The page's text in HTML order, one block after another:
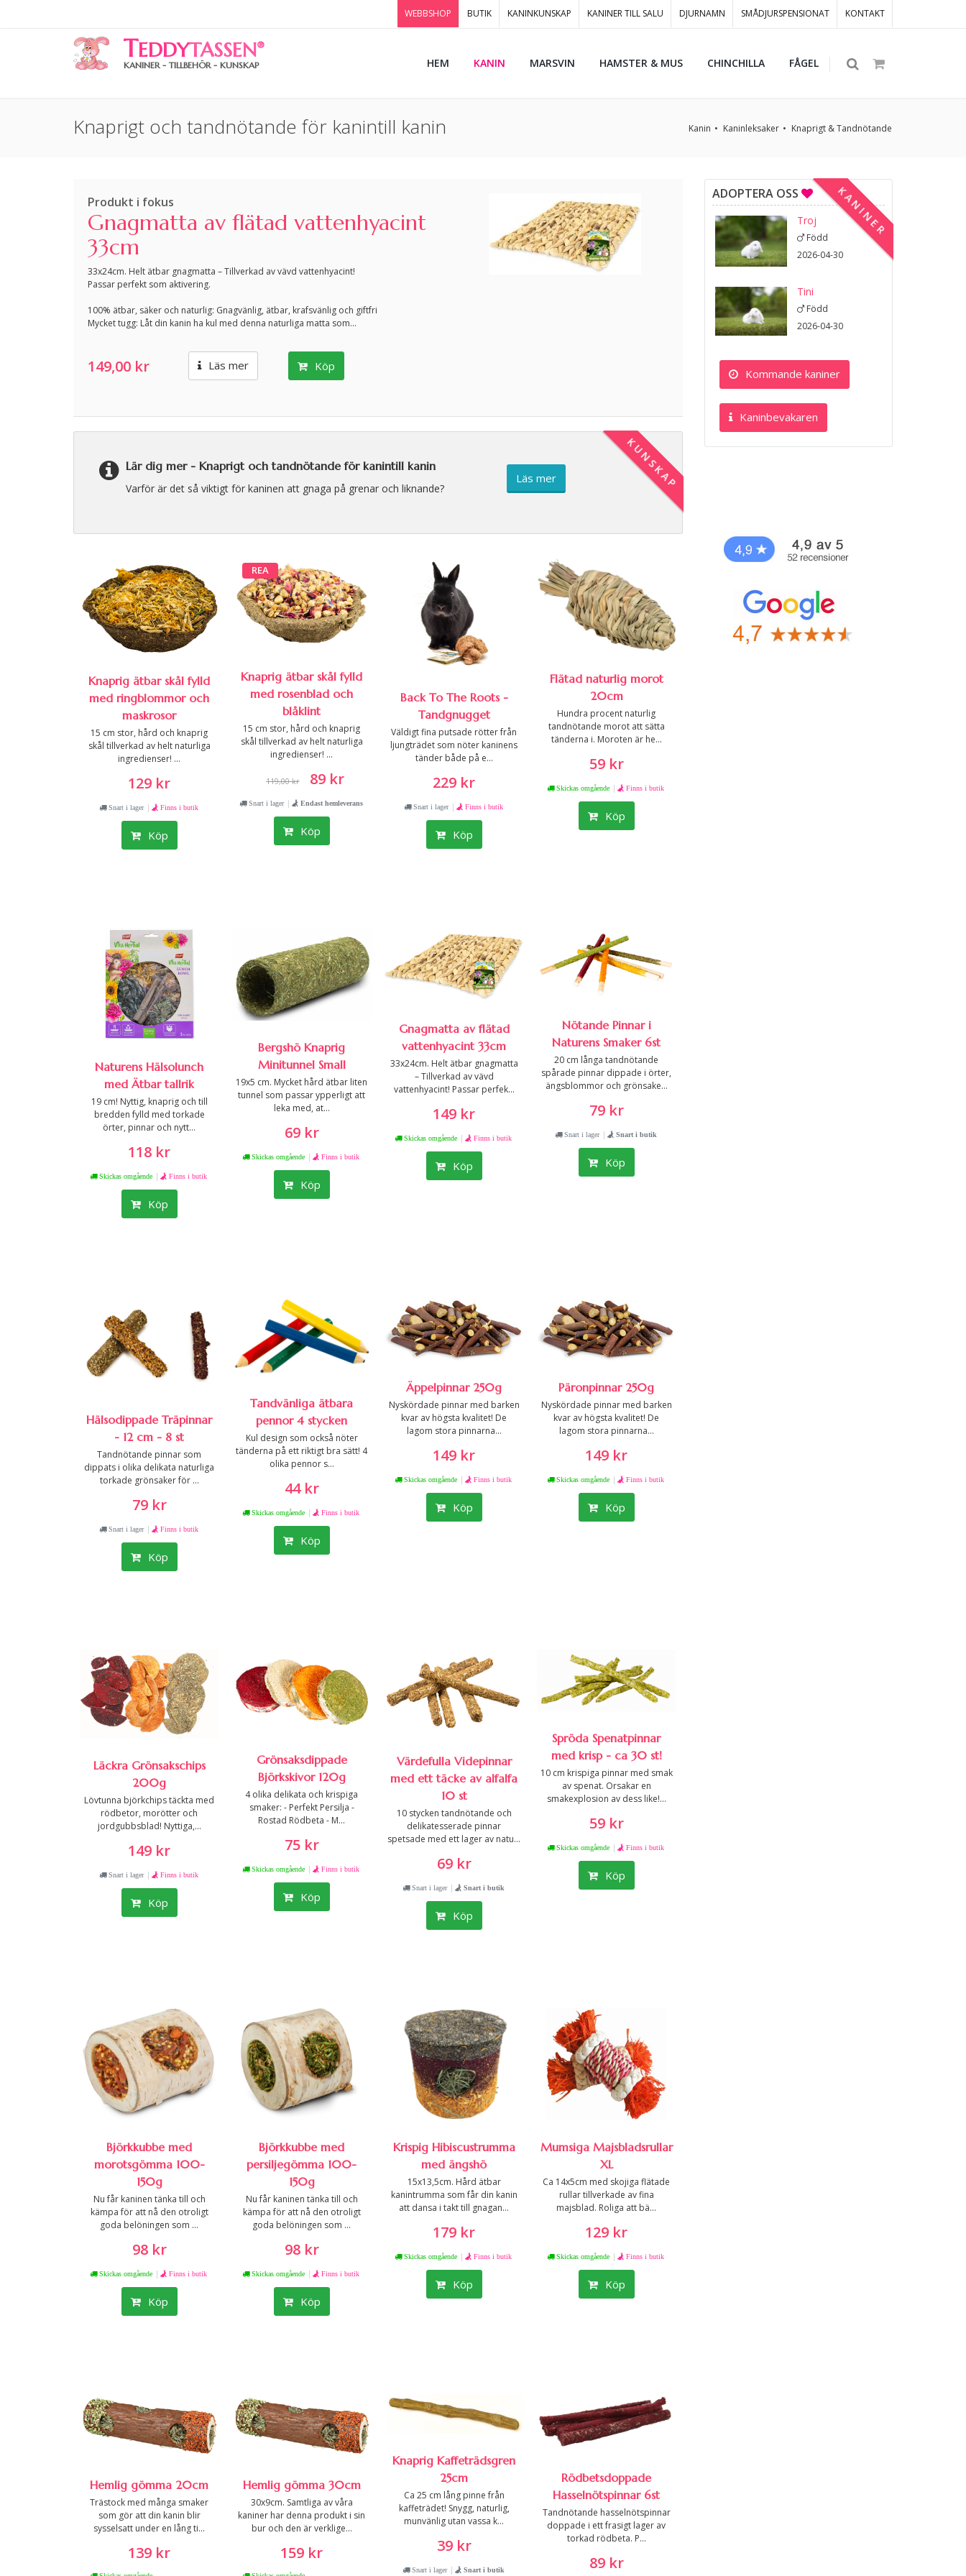
WEBBSHOP BUTIK KANINKUNSKAP KANINER TILL SALU DJURNAMN SMÅDJURSPENSIONAT KONTAKT
TEDDYTASSEN®
KANINER - TILLBEHÖR - KUNSKAP HEM KANIN MARSVIN HAMSTER & MUS CHINCHILLA FÅGEL
Knaprigt och tandnötande för kanintill kanin Kanin Kaninleksaker Knaprigt & Tandnötande
Produkt i fokus
Gnagmatta av flätad vattenhyacint
33cm
33x24cm. Helt ätbar gnagmatta – Tillverkad av vävd vattenhyacint!
Passar perfekt som aktivering.
100% ätbar, säker och naturlig: Gnagvänlig, ätbar, krafsvänlig och giftfri
Mycket tugg: Låt din kanin ha kul med denna naturliga matta som...
149,00 kr Läs mer Köp
KUNSKAP
Lär dig mer - Knaprigt och tandnötande för kanintill kanin
Varför är det så viktigt för kaninen att gnaga på grenar och liknande?
Läs mer
Knaprig ätbar skål fylld
med ringblommor och
maskrosor
15 cm stor, hård och knaprig
skål tillverkad av helt naturliga
ingredienser! ...
129 kr
Snart i lager | Finns i butik
Köp
REA
Knaprig ätbar skål fylld
med rosenblad och
blåklint
15 cm stor, hård och knaprig
skål tillverkad av helt naturliga
ingredienser! ...
119,00 kr 89 kr
Snart i lager | Endast hemleverans
Köp
Back To The Roots -
Tandgnugget
Väldigt fina putsade rötter från
ljungträdet som nöter kaninens
tänder både på e...
229 kr
Snart i lager | Finns i butik
Köp
Flätad naturlig morot
20cm
Hundra procent naturlig
tandnötande morot att sätta
tänderna i. Moroten är he...
59 kr
Skickas omgående | Finns i butik
Köp
Naturens Hälsolunch
med Ätbar tallrik
19 cm! Nyttig, knaprig och till
bredden fylld med torkade
örter, pinnar och nytt...
118 kr
Skickas omgående | Finns i butik
Köp
Bergshö Knaprig
Minitunnel Small
19x5 cm. Mycket hård ätbar liten
tunnel som passar ypperligt att
leka med, at...
69 kr
Skickas omgående | Finns i butik
Köp
Gnagmatta av flätad
vattenhyacint 33cm
33x24cm. Helt ätbar gnagmatta
– Tillverkad av vävd
vattenhyacint! Passar perfek...
149 kr
Skickas omgående | Finns i butik
Köp
Nötande Pinnar i
Naturens Smaker 6st
20 cm långa tandnötande
spårade pinnar dippade i örter,
ängsblommor och grönsake...
79 kr
Snart i lager | Snart i butik
Köp
Hälsodippade Träpinnar
- 12 cm - 8 st
Tandnötande pinnar som
dippats i olika delikata naturliga
torkade grönsaker för ...
79 kr
Snart i lager | Finns i butik
Köp
Tandvänliga ätbara
pennor 4 stycken
Kul design som också nöter
tänderna på ett riktigt bra sätt! 4
olika pennor s...
44 kr
Skickas omgående | Finns i butik
Köp
Äppelpinnar 250g
Nyskördade pinnar med barken
kvar av högsta kvalitet! De
lagom stora pinnarna...
149 kr
Skickas omgående | Finns i butik
Köp
Päronpinnar 250g
Nyskördade pinnar med barken
kvar av högsta kvalitet! De
lagom stora pinnarna...
149 kr
Skickas omgående | Finns i butik
Köp
Läckra Grönsakschips
200g
Lövtunna björkchips täckta med
rödbetor, morötter och
jordgubbsblad! Nyttiga,...
149 kr
Snart i lager | Finns i butik
Köp
Grönsaksdippade
Björkskivor 120g
4 olika delikata och krispiga
smaker: - Perfekt Persilja -
Rostad Rödbeta - M...
75 kr
Skickas omgående | Finns i butik
Köp
Värdefulla Videpinnar
med ett täcke av alfalfa
10 st
10 stycken tandnötande och
delikatesserade pinnar
spetsade med ett lager av natu...
69 kr
Snart i lager | Snart i butik
Köp
Spröda Spenatpinnar
med krisp - ca 30 st!
10 cm krispiga pinnar med smak
av spenat. Orsakar en
smakexplosion av dess like!...
59 kr
Skickas omgående | Finns i butik
Köp
Björkkubbe med
morotsgömma 100-
150g
Nu får kaninen tänka till och
kämpa för att nå den otroligt
goda belöningen som ...
98 kr
Skickas omgående | Finns i butik
Köp
Björkkubbe med
persiljegömma 100-
150g
Nu får kaninen tänka till och
kämpa för att nå den otroligt
goda belöningen som ...
98 kr
Skickas omgående | Finns i butik
Köp
Krispig Hibiscustrumma
med ängshö
15x13,5cm. Hård ätbar
kanintrumma som får din kanin
att dansa i takt till gnagan...
179 kr
Skickas omgående | Finns i butik
Köp
Mumsiga Majsbladsrullar
XL
Ca 14x5cm med skojiga flätade
rullar tillverkade av fina
majsblad. Roliga att bä...
129 kr
Skickas omgående | Finns i butik
Köp
Hemlig gömma 20cm
Trästock med många smaker
som gör att din kanin blir
sysselsatt under en lång ti...
139 kr
Hemlig gömma 30cm
30x9cm. Samtliga av våra
kaniner har denna produkt i sin
bur och den är verklige...
159 kr
Knaprig Kaffeträdsgren
25cm
Ca 25 cm lång pinne från
kaffeträdet! Snygg, naturlig,
munvänlig utan vassa k...
39 kr
Snart i lager | Snart i butik
Rödbetsdoppade
Hasselnötspinnar 6st
Tandnötande hasselnötspinnar
doppade i ett frasigt lager av
torkad rödbeta. P...
89 kr
KANINER
ADOPTERA OSS
Troj
Född
2026-04-30
Tini
Född
2026-04-30
Kommande kaniner
Kaninbevakaren